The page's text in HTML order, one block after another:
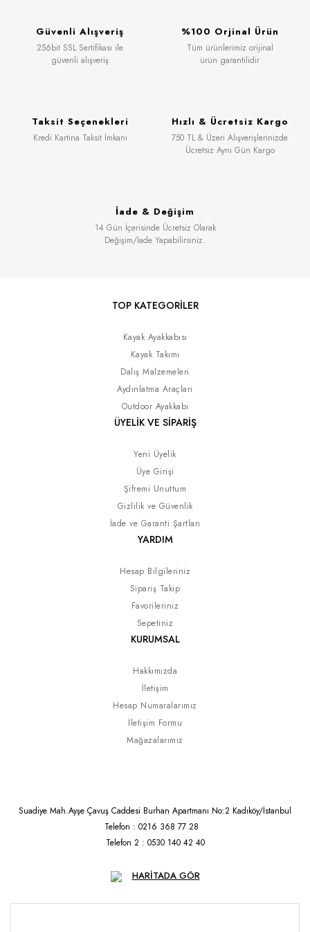
Güvenli Alışveriş
256bit SSL Sertifikası ile
güvenli alışveriş
%100 Orjinal Ürün
Tüm ürünlerimiz orijinal
ürün garantilidir
Taksit Seçenekleri
Kredi Kartına Taksit İmkanı
Hızlı & Ücretsiz Kargo
750 TL & Üzeri Alışverişlerinizde
Ücretsiz Aynı Gün Kargo
İade & Değişim
14 Gün İçerisinde Ücretsiz Olarak
Değişim/İade Yapabilirsiniz.
TOP KATEGORİLER
Kayak Ayakkabısı
Kayak Takımı
Dalış Malzemeleri
Aydınlatma Araçları
Outdoor Ayakkabı
ÜYELİK VE SİPARİŞ
Yeni Üyelik
Üye Girişi
Şifremi Unuttum
Gizlilik ve Güvenlik
İade ve Garanti Şartları
YARDIM
Hesap Bilgileriniz
Sipariş Takip
Favorileriniz
Sepetiniz
KURUMSAL
Hakkımızda
İletişim
Hesap Numaralarımız
İletişim Formu
Mağazalarımız
Suadiye Mah.Ayşe Çavuş Caddesi Burhan Apartmanı No:2 Kadıköy/İstanbul
Telefon : 0216 368 77 28
Telefon 2 : 0530 140 42 40
HARİTADA GÖR